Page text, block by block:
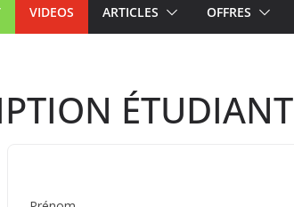
VIDEOS ARTICLES OFFRES
ÉTUDIANT